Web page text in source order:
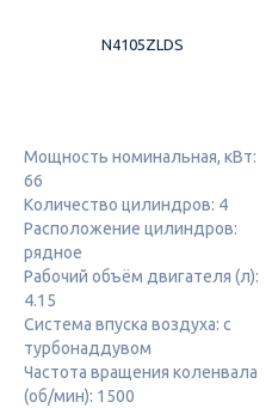
N4105ZLDS
Мощность номинальная, кВт:
66
Количество цилиндров: 4
Расположение цилиндров:
рядное
Рабочий объём двигателя (л):
4.15
Система впуска воздуха: с
турбонаддувом
Частота вращения коленвала
(об/мин): 1500